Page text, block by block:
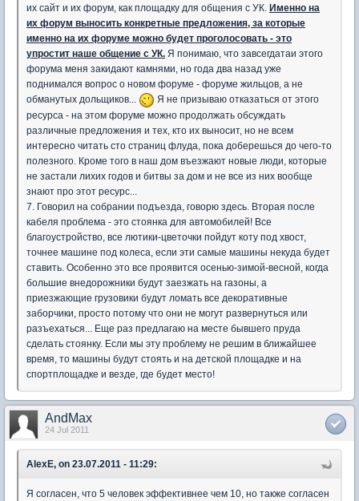
их сайт и их форум, как площадку для общения с УК. Именно на
их форум выносить конкретные предложения, за которые
именно на их форуме можно будет проголосовать - это
упростит наше общение с УК. Я понимаю, что завсегдатаи этого
форума меня закидают камнями, но года два назад уже
поднимался вопрос о новом форуме - форуме жильцов, а не
обманутых дольщиков...
Я не призываю отказаться от этого
ресурса - на этом форуме можно продолжать обсуждать
различные предложения и тех, кто их выносит, но не всем
интересно читать сто страниц флуда, пока доберешься до чего-то
полезного. Кроме того в наш дом въезжают новые люди, которые
не застали лихих годов и битвы за дом и не все из них вообще
знают про этот ресурс...
7. Говорил на собрании подъезда, говорю здесь. Вторая после
кабеля проблема - это стоянка для автомобилей! Все
благоустройство, все лютики-цветочки пойдут коту под хвост,
точнее машине под колеса, если эти самые машины некуда будет
ставить. Особенно это все проявится осенью-зимой-весной, когда
большие внедорожники будут заезжать на газоны, а
приезжающие грузовики будут ломать все декоративные
заборчики, просто потому что они не могут развернуться или
разъехаться... Еще раз предлагаю на месте бывшего пруда
сделать стоянку. Если мы эту проблему не решим в ближайшее
время, то машины будут стоять и на детской площадке и на
спортплощадке и везде, где будет место!
AndMax
24 Jul 2011
AlexE, on 23.07.2011 - 11:29:
Я согласен, что 5 человек эффективнее чем 10, но также согласен